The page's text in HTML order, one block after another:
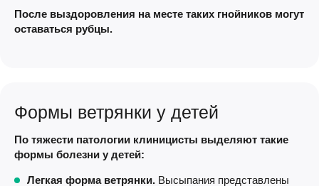
После выздоровления на месте таких гнойников могут
оставаться рубцы.
Формы ветрянки у детей
По тяжести патологии клиницисты выделяют такие
формы болезни у детей:
Легкая форма ветрянки. Высыпания представлены